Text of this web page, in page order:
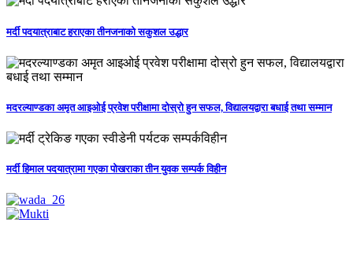
मर्दी पदयात्राबाट हराएका तीनजनाको सकुशल उद्धार
मदरल्याण्डका अमृत आइओई प्रवेश परीक्षामा दोस्रो हुन सफल, विद्यालयद्वारा बधाई तथा सम्मान
मर्दी हिमाल पदयात्रामा गएका पोखराका तीन युवक सम्पर्क विहीन